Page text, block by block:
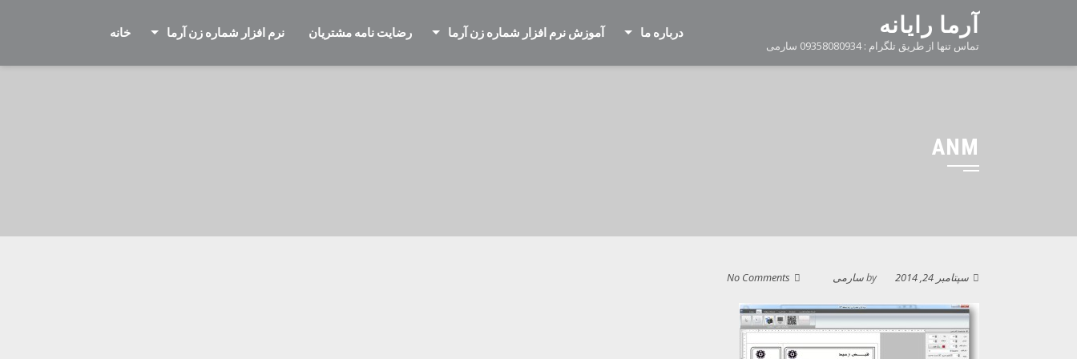
آرما رایانه
تماس تنها از طریق تلگرام : 09358080934 سارمی
درباره ما آموزش نرم افزار شماره زن آرما رضایت نامه مشتریان نرم افزار شماره زن آرما خانه
ANM
سپتامبر 24, 2014 by سارمی No Comments